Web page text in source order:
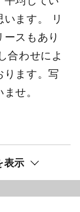
います。 リ
ースもあり
合わせによ
ります。写
せ。
表示